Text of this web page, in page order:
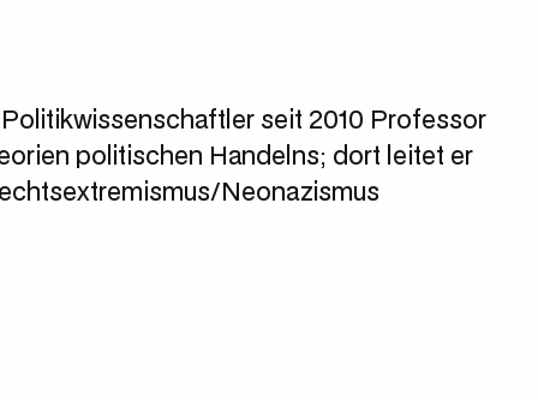
seit 2010 Professor
politischen Handelns; dort leitet er
Neonazismus